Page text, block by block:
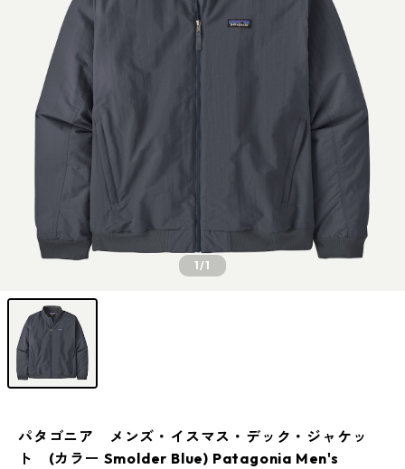
1/1
パタゴニア メンズ・イスマス・デック・ジャケッ
ト (カラー Smolder Blue) Patagonia Men's